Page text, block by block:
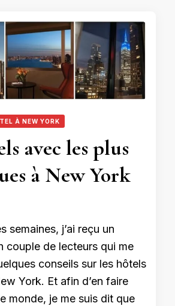
À NEW YORK
avec les plus
à New York
semaines, j’ai reçu un
couple de lecteurs qui me
conseils sur les hôtels
York. Et afin d’en faire
monde, je me suis dit que